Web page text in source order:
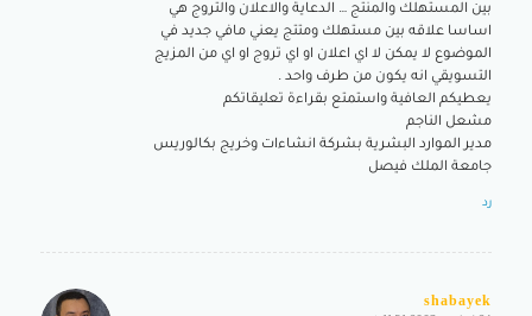
بين المستهلك والمنتج … الدعاية والاعلان والتروج هي
اساسا علاقه بين مستهلك ومتتج يعني مافي جديد في
الموضوع لا يمكن لا اي اعلان او اي تروج او اي من المزيج
التسويقي انه يكون من طرف واحد .
يعطيكم العافية واستمتع بقراءة تعليقاتكم
مشعل الناجم
مدير الموارد البشرية بشركة انشاءات وخريج بكالوريس
جامعة الملك فيصل
رد
shabayek